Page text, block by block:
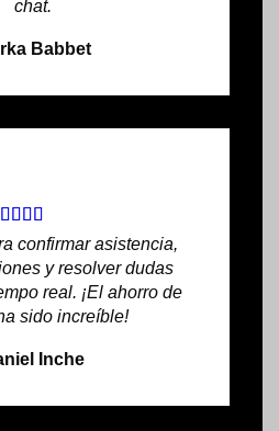
chat.
Babbet
confirmar asistencia,
y resolver dudas
real. ¡El ahorro de
sido increíble!
Inche